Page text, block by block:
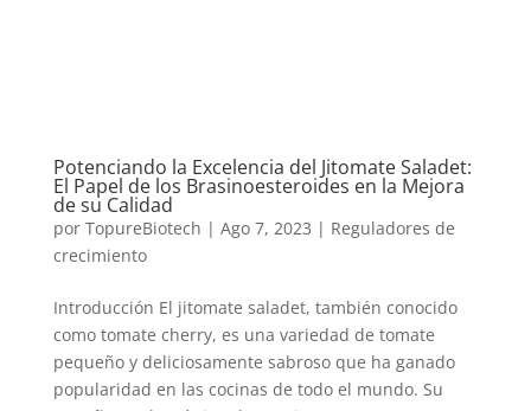
Potenciando la Excelencia del Jitomate Saladet:
El Papel de los Brasinoesteroides en la Mejora
de su Calidad
por TopureBiotech | Ago 7, 2023 | Reguladores de
crecimiento
Introducción El jitomate saladet, también conocido
como tomate cherry, es una variedad de tomate
pequeño y deliciosamente sabroso que ha ganado
popularidad en las cocinas de todo el mundo. Su